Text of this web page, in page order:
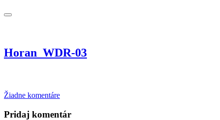
Horan_WDR-03
Žiadne komentárena
03
Pridaj komentár